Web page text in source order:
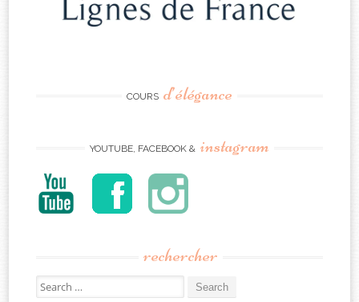
COURS d’élégance
YOUTUBE, FACEBOOK & instagram
rechercher
Search
for: